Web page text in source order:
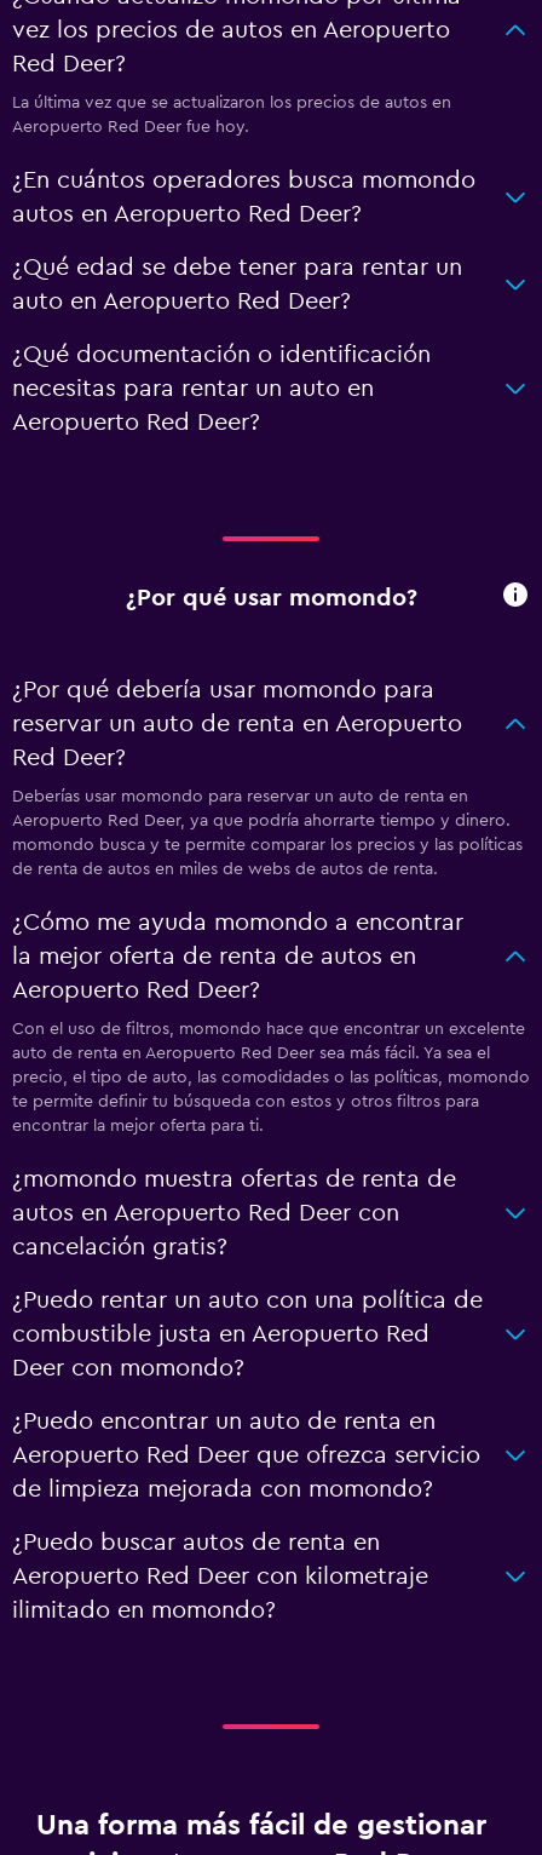
vez los precios de autos en Aeropuerto
Red Deer?
La última vez que se actualizaron los precios de autos en
Aeropuerto Red Deer fue hoy.
¿En cuántos operadores busca momondo
autos en Aeropuerto Red Deer?
¿Qué edad se debe tener para rentar un
auto en Aeropuerto Red Deer?
¿Qué documentación o identificación
necesitas para rentar un auto en
Aeropuerto Red Deer?
¿Por qué usar momondo?
¿Por qué debería usar momondo para
reservar un auto de renta en Aeropuerto
Red Deer?
Deberías usar momondo para reservar un auto de renta en
Aeropuerto Red Deer, ya que podría ahorrarte tiempo y dinero.
momondo busca y te permite comparar los precios y las políticas
de renta de autos en miles de webs de autos de renta.
¿Cómo me ayuda momondo a encontrar
la mejor oferta de renta de autos en
Aeropuerto Red Deer?
Con el uso de filtros, momondo hace que encontrar un excelente
auto de renta en Aeropuerto Red Deer sea más fácil. Ya sea el
precio, el tipo de auto, las comodidades o las políticas, momondo
te permite definir tu búsqueda con estos y otros filtros para
encontrar la mejor oferta para ti.
¿momondo muestra ofertas de renta de
autos en Aeropuerto Red Deer con
cancelación gratis?
¿Puedo rentar un auto con una política de
combustible justa en Aeropuerto Red
Deer con momondo?
¿Puedo encontrar un auto de renta en
Aeropuerto Red Deer que ofrezca servicio
de limpieza mejorada con momondo?
¿Puedo buscar autos de renta en
Aeropuerto Red Deer con kilometraje
ilimitado en momondo?
Una forma más fácil de gestionar